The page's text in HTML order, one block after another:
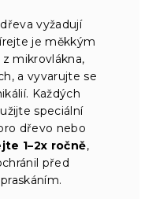
vyžadují
je měkkým
mikrovlákna,
a vyvarujte se
Každých
speciální
dřevo nebo
1–2x ročně,
před